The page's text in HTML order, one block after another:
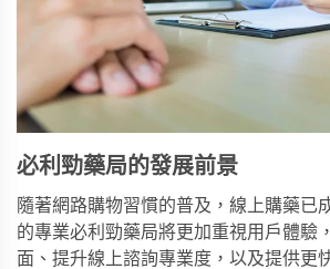
必利勁藥局的發展前景
隨著網路購物習慣的普及，線上購藥已
的專業必利勁藥局將更加重視用戶體驗
面、提升線上諮詢專業度，以及提供更